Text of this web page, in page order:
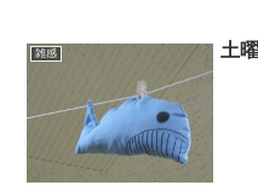
雑感 土